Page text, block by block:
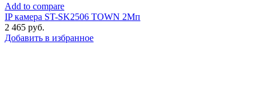
Add to compare
IP камера ST-SK2506 TOWN 2Мп
2 465 руб.
Добавить в избранное